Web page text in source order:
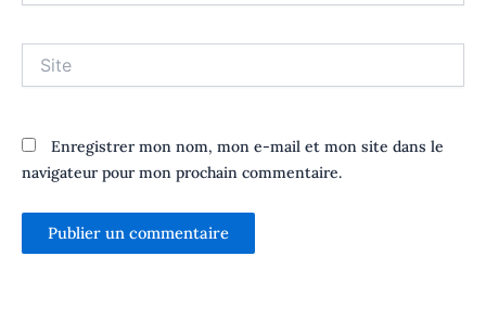
Enregistrer mon nom, mon e-mail et mon site dans le
navigateur pour mon prochain commentaire.